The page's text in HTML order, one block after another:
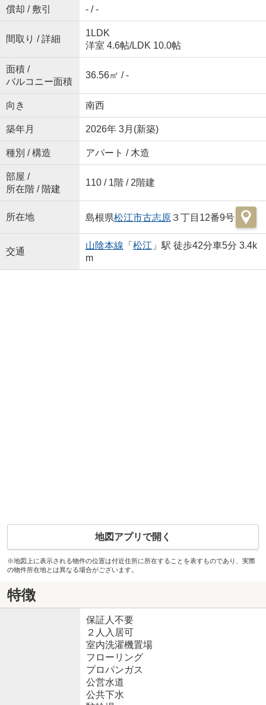
償却 / 敷引 - / -
間取り / 詳細
1LDK
洋室 4.6帖/LDK 10.0帖
面積 /
バルコニー面積
36.56㎡ / -
向き 南西
築年月 2026年 3月(新築)
種別 / 構造 アパート / 木造
部屋 /
所在階 / 階建
110 / 1階 / 2階建
所在地 島根県松江市古志原３丁目12番9号
交通
山陰本線 「 松江 」駅 徒歩42分車5分 3.4k
m
地図アプリで開く
※地図上に表示される物件の位置は付近住所に所在することを表すものであり、実際
の物件所在地とは異なる場合がございます。
特徴
保証人不要
２人入居可
室内洗濯機置場
フローリング
プロパンガス
公営水道
公共下水